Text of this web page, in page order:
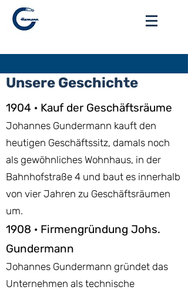
Unsere Geschichte
1904 · Kauf der Geschäftsräume
Johannes Gundermann kauft den
heutigen Geschäftssitz, damals noch
als gewöhnliches Wohnhaus, in der
Bahnhofstraße 4 und baut es innerhalb
von vier Jahren zu Geschäftsräumen
um.
1908 · Firmengründung Johs.
Gundermann
Johannes Gundermann gründet das
Unternehmen als technische